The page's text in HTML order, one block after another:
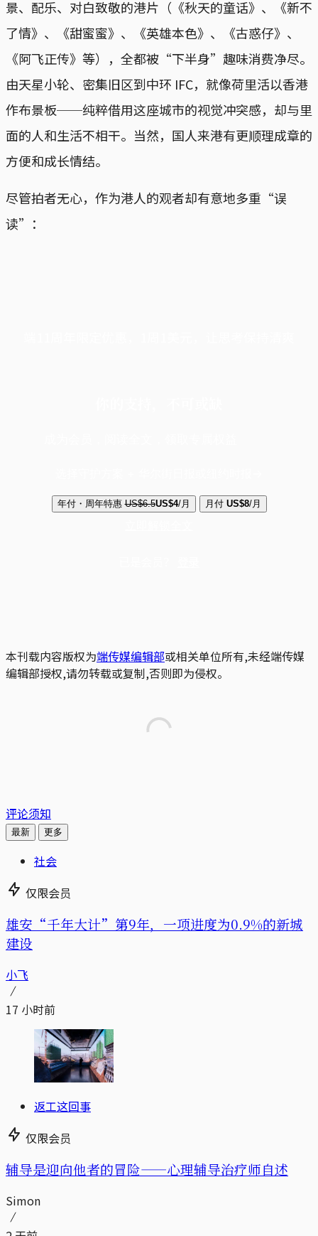
景、配乐、对白致敬的港片（《秋天的童话》、《新不
了情》、《甜蜜蜜》、《英雄本色》、《古惑仔》、
《阿飞正传》等），全都被“下半身”趣味消费净尽。
由天星小轮、密集旧区到中环 IFC，就像荷里活以香港
作布景板──纯粹借用这座城市的视觉冲突感，却与里
面的人和生活不相干。当然，国人来港有更顺理成章的
方便和成长情结。
尽管拍者无心，作为港人的观者却有意地多重“误
读”：
年付・周年特惠 US$6.5US$4/月 月付 US$8/月
本刊载内容版权为端传媒编辑部或相关单位所有,未经端传媒
编辑部授权,请勿转载或复制,否则即为侵权。
评论须知
最新 更多
社会
仅限会员
雄安“千年大计”第9年，一项进度为0.9%的新城
建设
小飞
17 小时前
返工这回事
仅限会员
辅导是迎向他者的冒险——心理辅导治疗师自述
Simon